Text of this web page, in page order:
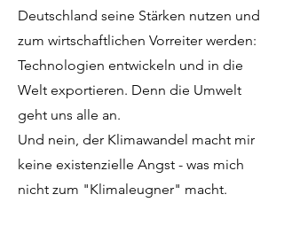
Deutschland seine Stärken nutzen und
zum wirtschaftlichen Vorreiter werden:
Technologien entwickeln und in die
Welt exportieren. Denn die Umwelt
geht uns alle an.
Und nein, der Klimawandel macht mir
keine existenzielle Angst - was mich
nicht zum "Klimaleugner" macht.